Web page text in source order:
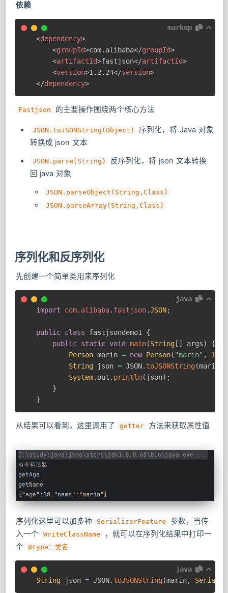
依赖
markup
<dependency>
<groupId>com.alibaba</groupId>
<artifactId>fastjson</artifactId>
<version>1.2.24</version>
</dependency>
Fastjson 的主要操作围绕两个核心方法
JSON.toJSONString(Object)
序列化，将 Java 对象
转换成 json 文本
JSON.parse(String)
反序列化，将 json 文本转换
回 java 对象
JSON.parseObject(String,Class)
JSON.parseArray(String,Class)
序列化和反序列化
先创建一个简单类用来序列化
java
import
com. alibaba. fastjson.JSON;
public class fastjsondemo1 {
public static void main(String[ ] args)
{
Person marin = new Person( "marin" , 18
String json = JSON. toJSONString(marin
System. out . println( json) ;
}
}
从结果可以看到，这里调用了 getter 方法来获取属性值
序列化这里可以加多种 SerializerFeature
​ 参数，当传
入一个
WriteClassName
​ ，就可以在序列化结果中打印一
个
@type：类名
java
String json = JSON. toJSONString(marin,